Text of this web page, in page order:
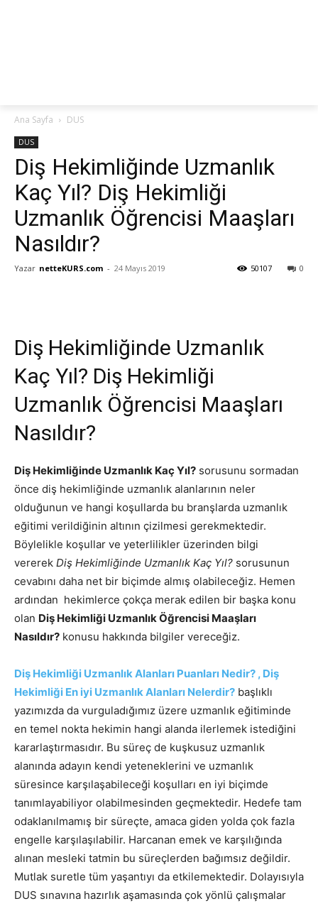
Ana Sayfa DUS
DUS
Diş Hekimliğinde Uzmanlık
Kaç Yıl? Diş Hekimliği
Uzmanlık Öğrencisi Maaşları
Nasıldır?
Yazar netteKURS.com - 24 Mayıs 2019 0
50107
Diş Hekimliğinde Uzmanlık
Kaç Yıl? Diş Hekimliği
Uzmanlık Öğrencisi Maaşları
Nasıldır?
Diş Hekimliğinde Uzmanlık Kaç Yıl? sorusunu sormadan
önce diş hekimliğinde uzmanlık alanlarının neler
olduğunun ve hangi koşullarda bu branşlarda uzmanlık
eğitimi verildiğinin altının çizilmesi gerekmektedir.
Böylelikle koşullar ve yeterlilikler üzerinden bilgi
vererek Diş Hekimliğinde Uzmanlık Kaç Yıl? sorusunun
cevabını daha net bir biçimde almış olabileceğiz. Hemen
ardından hekimlerce çokça merak edilen bir başka konu
olan Diş Hekimliği Uzmanlık Öğrencisi Maaşları
Nasıldır? konusu hakkında bilgiler vereceğiz.
Diş Hekimliği Uzmanlık Alanları Puanları Nedir? , Diş
Hekimliği En iyi Uzmanlık Alanları Nelerdir? başlıklı
yazımızda da vurguladığımız üzere uzmanlık eğitiminde
en temel nokta hekimin hangi alanda ilerlemek istediğini
kararlaştırmasıdır. Bu süreç de kuşkusuz uzmanlık
alanında adayın kendi yeteneklerini ve uzmanlık
süresince karşılaşabileceği koşulları en iyi biçimde
tanımlayabiliyor olabilmesinden geçmektedir. Hedefe tam
odaklanılmamış bir süreçte, amaca giden yolda çok fazla
engelle karşılaşılabilir. Harcanan emek ve karşılığında
alınan mesleki tatmin bu süreçlerden bağımsız değildir.
Mutlak suretle tüm yaşantıyı da etkilemektedir. Dolayısıyla
DUS sınavına hazırlık aşamasında çok yönlü çalışmalar